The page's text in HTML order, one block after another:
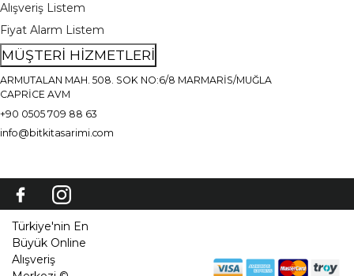
Alışveriş Listem
Fiyat Alarm Listem
MÜŞTERİ HİZMETLERİ
ARMUTALAN MAH. 508. SOK NO:6/8 MARMARİS/MUĞLA
CAPRİCE AVM
+90 0505 709 88 63
info@bitkitasarimi.com
Türkiye'nin En
Büyük Online
Alışveriş